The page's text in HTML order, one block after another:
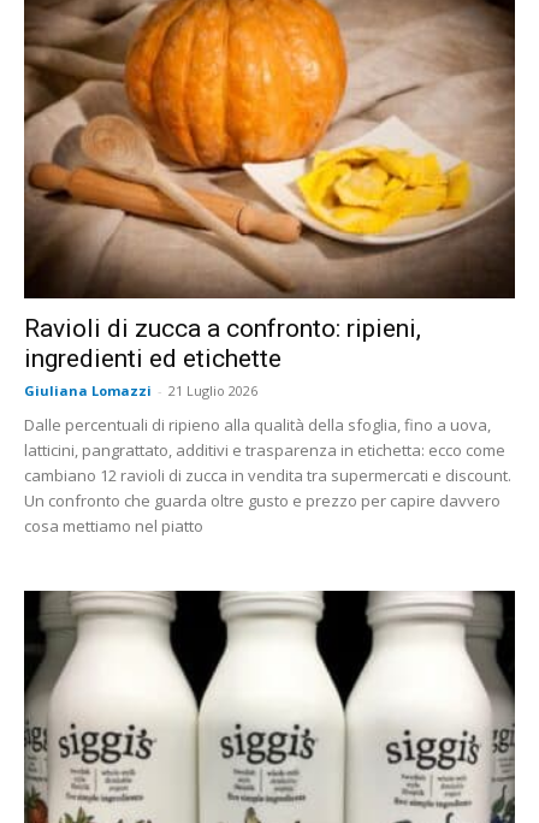
Ravioli di zucca a confronto: ripieni,
ingredienti ed etichette
Giuliana Lomazzi - 21 Luglio 2026
Dalle percentuali di ripieno alla qualità della sfoglia, fino a uova,
latticini, pangrattato, additivi e trasparenza in etichetta: ecco come
cambiano 12 ravioli di zucca in vendita tra supermercati e discount.
Un confronto che guarda oltre gusto e prezzo per capire davvero
cosa mettiamo nel piatto